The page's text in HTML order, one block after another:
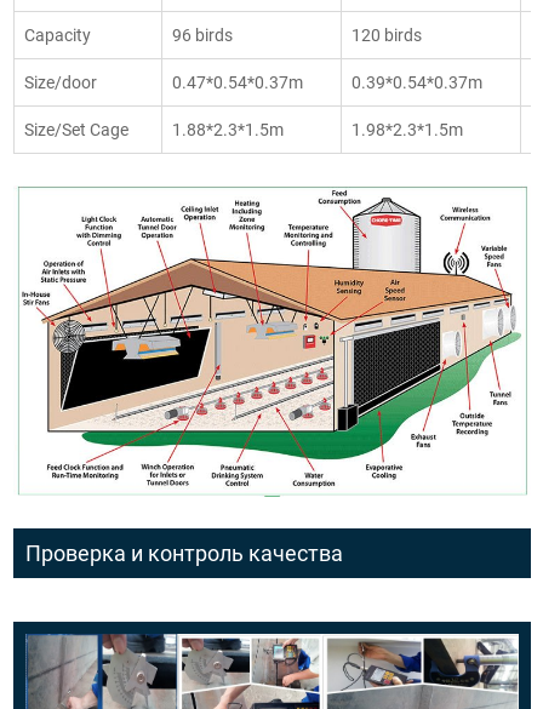
Capacity 96 birds 120 birds
Size/door 0.47*0.54*0.37m 0.39*0.54*0.37m
Size/Set Cage 1.88*2.3*1.5m 1.98*2.3*1.5m
Проверка и контроль качества